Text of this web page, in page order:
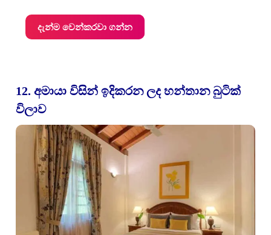
දැන්ම වෙන්කරවා ගන්න
12. අමායා විසින් ඉදිකරන ලද හන්තාන බුටික්
විලාව